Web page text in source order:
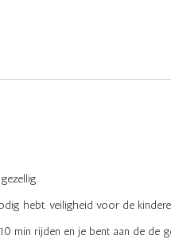
hebt. veiligheid voor de
min rijden en je bent aan de de